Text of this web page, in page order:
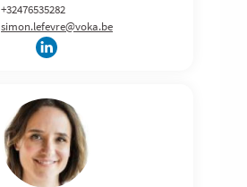
+32476535282
simon.lefevre@voka.be